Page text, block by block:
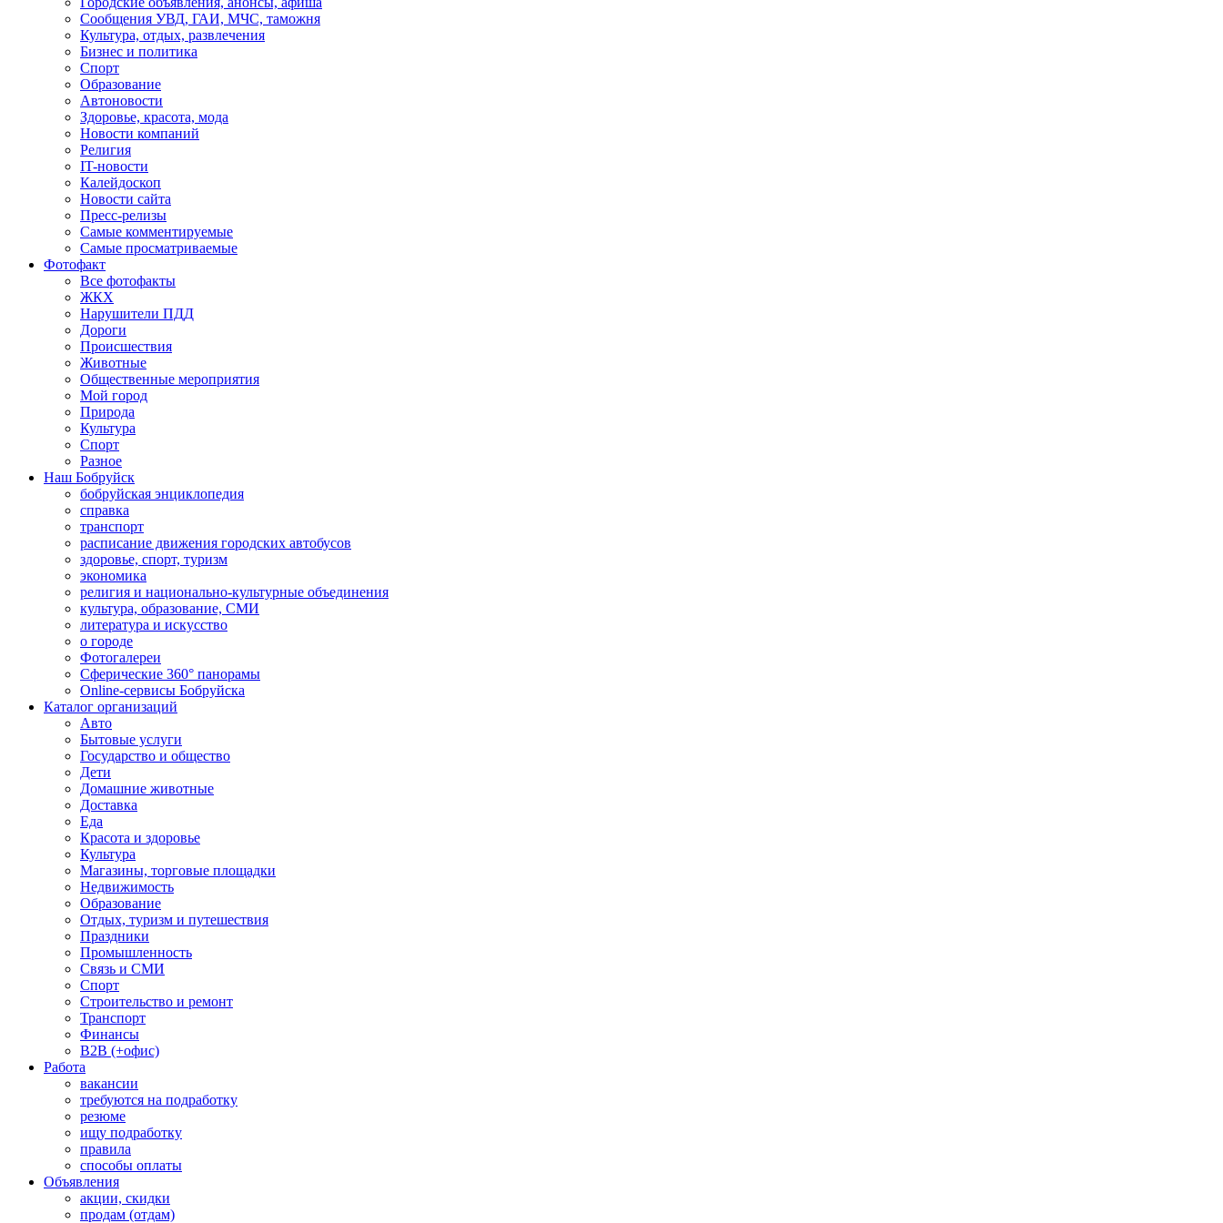
Сообщения УВД, ГАИ, МЧС, таможня
Культура, отдых, развлечения
Бизнес и политика
Спорт
Образование
Автоновости
Здоровье, красота, мода
Новости компаний
Религия
IT-новости
Калейдоскоп
Новости сайта
Пресс-релизы
Самые комментируемые
Самые просматриваемые
Фотофакт
Все фотофакты
ЖКХ
Нарушители ПДД
Дороги
Происшествия
Животные
Общественные мероприятия
Мой город
Природа
Культура
Спорт
Разное
Наш Бобруйск
бобруйская энциклопедия
справка
транспорт
расписание движения городских автобусов
здоровье, спорт, туризм
экономика
религия и национально-культурные объединения
культура, образование, СМИ
литература и искусство
о городе
Фотогалереи
Сферические 360° панорамы
Online-сервисы Бобруйска
Каталог организаций
Авто
Бытовые услуги
Государство и общество
Дети
Домашние животные
Доставка
Еда
Красота и здоровье
Культура
Магазины, торговые площадки
Недвижимость
Образование
Отдых, туризм и путешествия
Праздники
Промышленность
Связь и СМИ
Спорт
Строительство и ремонт
Транспорт
Финансы
B2B (+офис)
Работа
вакансии
требуются на подработку
резюме
ищу подработку
правила
способы оплаты
Объявления
акции, скидки
продам (отдам)